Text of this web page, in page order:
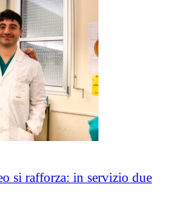
si rafforza: in servizio due